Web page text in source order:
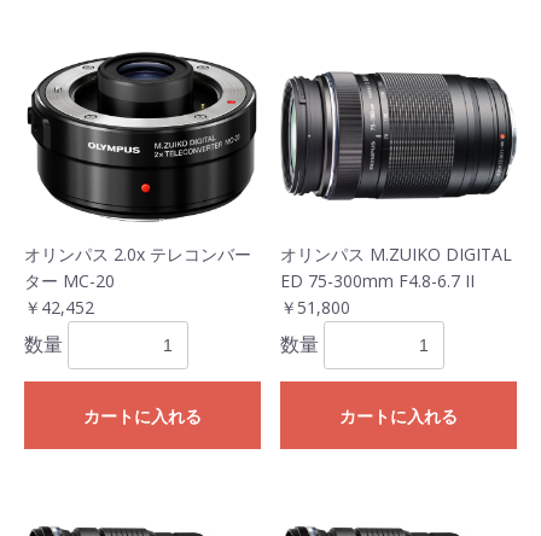
オリンパス 2.0x テレコンバー
ター MC-20
￥42,452
数量
カートに入れる
オリンパス M.ZUIKO DIGITAL
ED 75-300mm F4.8-6.7 II
￥51,800
数量
カートに入れる